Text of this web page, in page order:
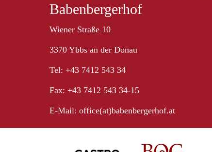
Babenbergerhof
Wiener Straße 10
3370 Ybbs an der Donau
Tel: +43 7412 543 34
Fax: +43 7412 543 34-15
E-Mail: office(at)babenbergerhof.at